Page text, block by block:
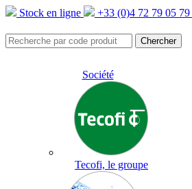
Stock en ligne +33 (0)4 72 79 05 79
Société
Tecofi, le groupe